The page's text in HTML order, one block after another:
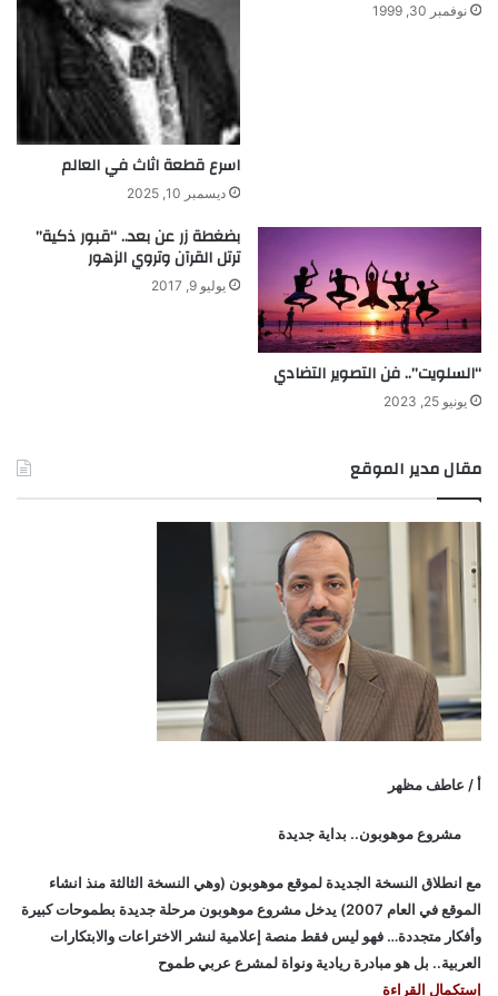
نوفمبر 30, 1999
اسرع قطعة اثاث في العالم
ديسمبر 10, 2025
“السلويت”.. فن التصوير التضادي
يونيو 25, 2023
بضغطة زر عن بعد.. “قبور ذكية”
ترتل القرآن وتروي الزهور
يوليو 9, 2017
مقال مدير الموقع
أ / عاطف مظهر
مشروع موهوبون.. بداية جديدة
مع انطلاق النسخة الجديدة لموقع موهوبون (وهي النسخة الثالثة منذ انشاء
الموقع في العام 2007) يدخل مشروع موهوبون مرحلة جديدة بطموحات كبيرة
وأفكار متجددة… فهو ليس فقط منصة إعلامية لنشر الاختراعات والابتكارات
العربية.. بل هو مبادرة ريادية ونواة لمشرع عربي طموح
إستكمال القراءة